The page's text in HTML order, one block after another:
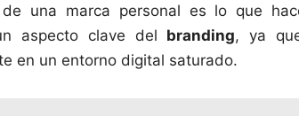
de una marca personal es lo que
aspecto clave del branding, ya
en un entorno digital saturado.